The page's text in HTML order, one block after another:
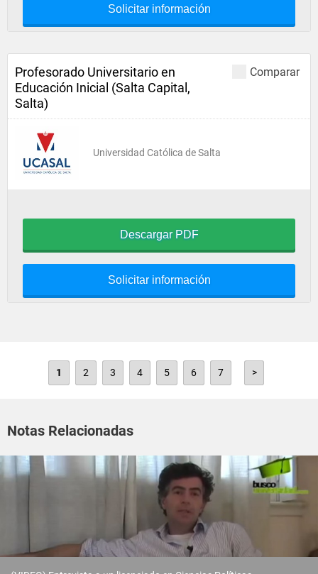
Solicitar información
Comparar
Profesorado Universitario en
Educación Inicial (Salta Capital,
Salta)
Universidad Católica de Salta
Descargar PDF
Solicitar información
1 2 3 4 5 6 7 >
Notas Relacionadas